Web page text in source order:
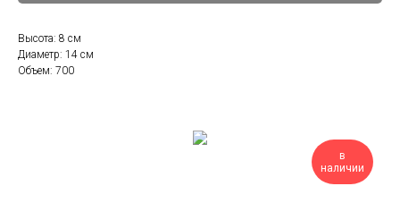
Высота: 8 см
Диаметр: 14 см
Объем: 700
в
наличии